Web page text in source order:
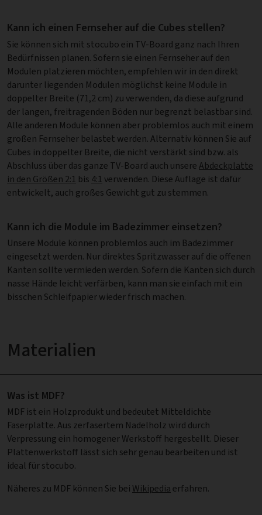
Kann ich einen Fernseher auf die Cubes stellen?
Sie können sich mit stocubo ein TV-Board ganz nach Ihren
Bedürfnissen planen. Sofern sie einen Fernseher auf den
Modulen platzieren möchten, empfehlen wir in den direkt
darunter liegenden Modulen möglichst keine Module in
doppelter Breite (71,2 cm) zu verwenden, da diese aufgrund
der langen, freitragenden Böden nur begrenzt belastbar sind.
Alle anderen Module können aber problemlos auch mit einem
großen Fernseher belastet werden. Alternativ können Sie auf
Cubes in doppelter Breite, die nicht verstärkt sind bzw. als
Abschluss über das ganze TV-Board auch unsereAbdeckplatte
in den Größen 2:1 bis 4:1 verwenden. Diese Auflage ist dafür
entwickelt, auch großes Gewicht gut zu stemmen.
Kann ich die Module im Badezimmer einsetzen?
Unsere Module können problemlos auch im Badezimmer
eingesetzt werden. Nur direktes Spritzwasser auf die offenen
Kanten sollte vermieden werden. Sofern die Kanten sich durch
nasse Hände leicht verfärben, kann man sie einfach mit ein
bisschen Schleifpapier wieder frisch machen.
Materialien
Was ist MDF?
MDF ist ein Holzprodukt und bedeutet Mitteldichte
Faserplatte. Aus zerfasertem Nadelholz wird durch
Verpressung ein homogener Werkstoff hergestellt. Dieser
Plattenwerkstoff lässt sich sehr genau bearbeiten und ist
ideal für stocubo.
Näheres zu MDF können Sie bei Wikipediaerfahren.